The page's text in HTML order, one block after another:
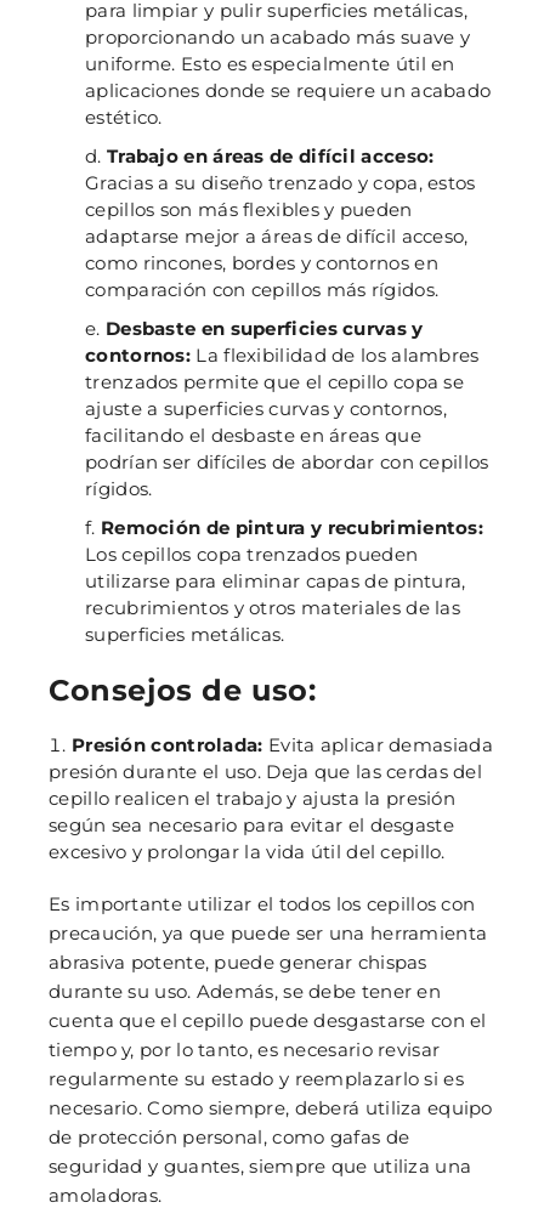
para limpiar y pulir superficies metálicas,
proporcionando un acabado más suave y
uniforme. Esto es especialmente útil en
aplicaciones donde se requiere un acabado
estético.
Trabajo en áreas de difícil acceso:
Gracias a su diseño trenzado y copa, estos
cepillos son más flexibles y pueden
adaptarse mejor a áreas de difícil acceso,
como rincones, bordes y contornos en
comparación con cepillos más rígidos.
Desbaste en superficies curvas y
contornos: La flexibilidad de los alambres
trenzados permite que el cepillo copa se
ajuste a superficies curvas y contornos,
facilitando el desbaste en áreas que
podrían ser difíciles de abordar con cepillos
rígidos.
Remoción de pintura y recubrimientos:
Los cepillos copa trenzados pueden
utilizarse para eliminar capas de pintura,
recubrimientos y otros materiales de las
superficies metálicas.
Consejos de uso:
Presión controlada: Evita aplicar demasiada
presión durante el uso. Deja que las cerdas del
cepillo realicen el trabajo y ajusta la presión
según sea necesario para evitar el desgaste
excesivo y prolongar la vida útil del cepillo.
Es importante utilizar el todos los cepillos con
precaución, ya que puede ser una herramienta
abrasiva potente, puede generar chispas
durante su uso. Además, se debe tener en
cuenta que el cepillo puede desgastarse con el
tiempo y, por lo tanto, es necesario revisar
regularmente su estado y reemplazarlo si es
necesario. Como siempre, deberá utiliza equipo
de protección personal, como gafas de
seguridad y guantes, siempre que utiliza una
amoladoras.